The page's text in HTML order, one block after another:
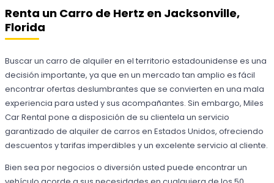
Renta un Carro de Hertz en Jacksonville,
Florida
Buscar un carro de alquiler en el territorio estadounidense es una
decisión importante, ya que en un mercado tan amplio es fácil
encontrar ofertas deslumbrantes que se convierten en una mala
experiencia para usted y sus acompañantes. Sin embargo, Miles
Car Rental pone a disposición de su clientela un servicio
garantizado de alquiler de carros en Estados Unidos, ofreciendo
descuentos y tarifas imperdibles y un excelente servicio al cliente.
Bien sea por negocios o diversión usted puede encontrar un